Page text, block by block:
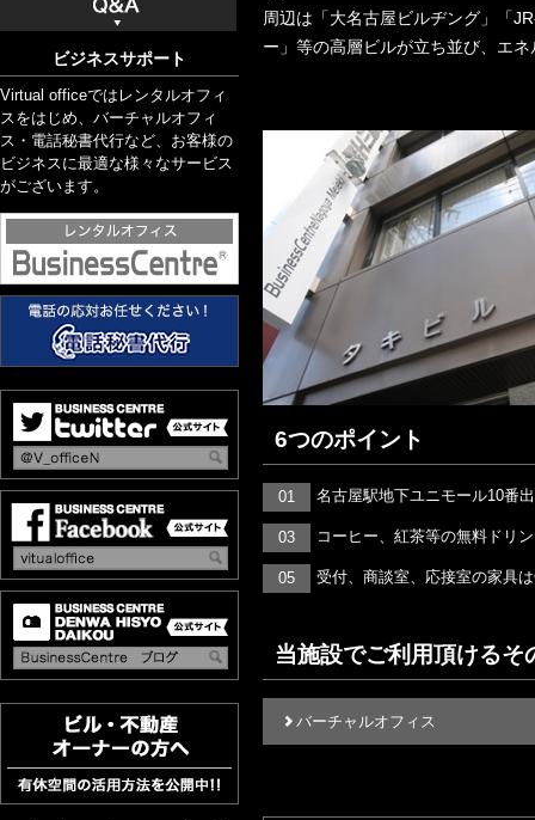
周辺は「大名古屋ビルヂング」「
ー」等の高層ビルが立ち並び、エ
6つのポイント
01 名古屋駅地下ユニモール10番
03 コーヒー、紅茶等の無料ドリ
05 受付、商談室、応接室の家具
当施設でご利用頂けるそ
バーチャルオフィス
ビジネスサポート
Virtual officeではレンタルオフィ
スをはじめ、バーチャルオフィ
ス・電話秘書代行など、お客様の
ビジネスに最適な様々なサービス
がございます。